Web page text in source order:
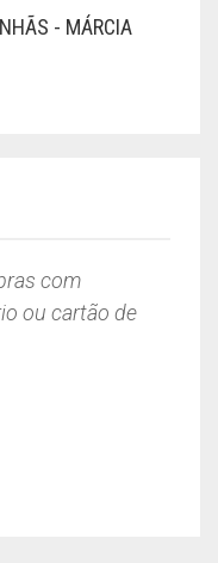
- MÁRCIA
com
ou cartão de